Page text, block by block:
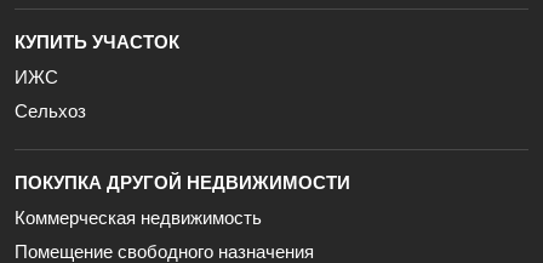
КУПИТЬ УЧАСТОК
ИЖС
Сельхоз
ПОКУПКА ДРУГОЙ НЕДВИЖИМОСТИ
Коммерческая недвижимость
Помещение свободного назначения